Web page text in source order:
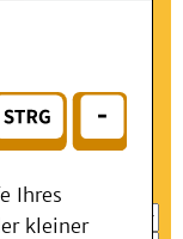
Ihres
kleiner